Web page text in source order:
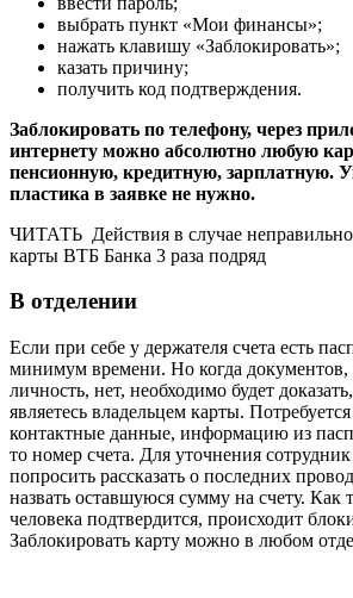
выбрать пункт «Мои финансы»;
нажать клавишу «Заблокировать»;
казать причину;
получить код подтверждения.
Заблокировать по телефону, через
интернету можно абсолютно любую
пенсионную, кредитную, зарплатную.
пластика в заявке не нужно.
ЧИТАТЬ Действия в случае
карты ВТБ Банка 3 раза подряд
В отделении
Если при себе у держателя счета есть
минимум времени. Но когда
личность, нет, необходимо будет
являетесь владельцем карты.
контактные данные, информацию из
то номер счета. Для уточнения
попросить рассказать о последних
назвать оставшуюся сумму на счету. Как
человека подтвердится, происходит
Заблокировать карту можно в любом